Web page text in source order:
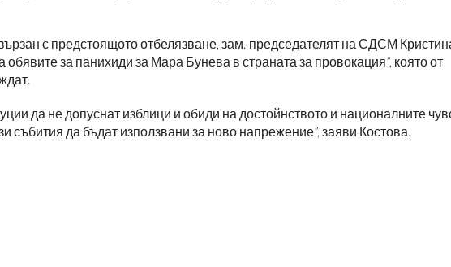
с предстоящото отбелязване, зам.-председателят на СДСМ
за панихиди за Мара Бунева в страната за провокация”, която от
да не допуснат изблици и обиди на достойнството и националните
събития да бъдат използвани за ново напрежение”, заяви Костова.